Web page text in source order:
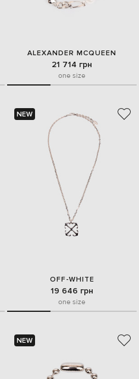
ALEXANDER MCQUEEN
21 714 грн
one size
NEW
OFF-WHITE
19 646 грн
one size
NEW